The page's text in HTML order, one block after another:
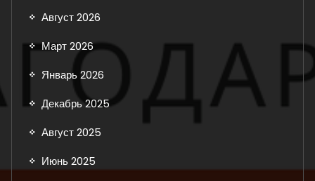
Август 2026
Март 2026
Январь 2026
Декабрь 2025
Август 2025
Июнь 2025